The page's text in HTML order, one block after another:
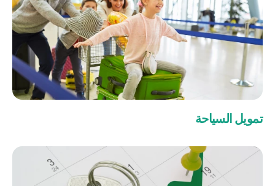
من نحن بوابة التمويل علاقات المستثمرين
مركز رضا العملاء
الفروع وأجهزة الصراف الآلي
رسوم المنتجات والخدمات
English
Türkçe
English
تمويل السياحة